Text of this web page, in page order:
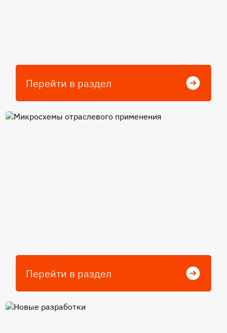
Перейти в раздел
Микросхемы отраслевого
Перейти в раздел
Новые разработки